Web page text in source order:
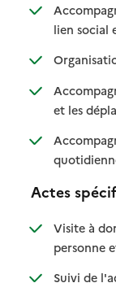
lien social
et les
Actes
Visite à
personne
Suivi de